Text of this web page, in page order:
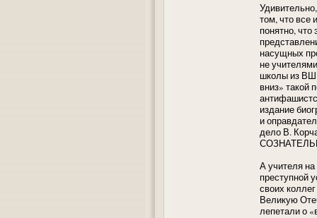
том, что все
понятно,
насущных
не
школы из
вниз» такой
издание
и
дело В.
А учителя
преступной
своих
Великую
лепетали о